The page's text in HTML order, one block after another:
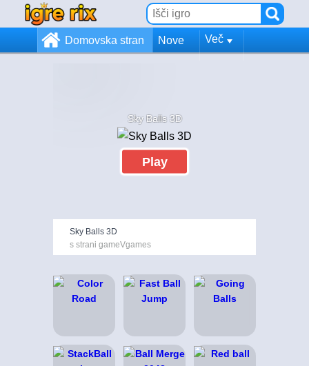
Domovska stran Nove Več
Sky Balls 3D
Play
Sky Balls 3D
s strani gameVgames